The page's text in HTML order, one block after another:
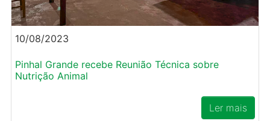
10/08/2023
Pinhal Grande recebe Reunião Técnica sobre
Nutrição Animal
Ler mais